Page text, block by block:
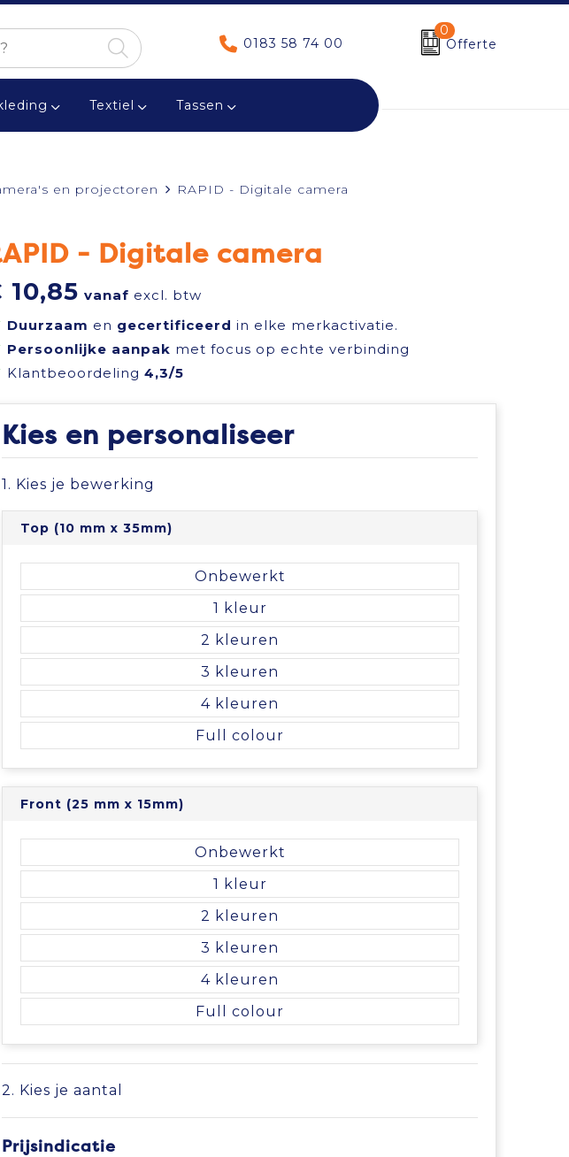
0183 58 74 00
0
Offerte
Textiel Tassen
en projectoren RAPID - Digitale camera
- Digitale camera
10,85 vanaf excl. btw
Duurzaam en gecertificeerd in elke merkactivatie.
Persoonlijke aanpak met focus op echte verbinding
Klantbeoordeling 4,3/5
Kies en personaliseer
1. Kies je bewerking
Top (10 mm x 35mm)
Onbewerkt
1
2
3
4
Full colour
Front (25 mm x 15mm)
Onbewerkt
1
2
3
4
Full colour
2. Kies je aantal
Prijsindicatie